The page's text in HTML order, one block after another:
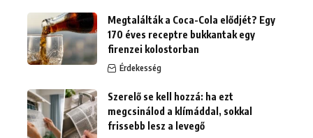
Megtalálták a Coca-Cola elődjét? Egy
170 éves receptre bukkantak egy
firenzei kolostorban
Érdekesség
Szerelő se kell hozzá: ha ezt
megcsinálod a klímáddal, sokkal
frissebb lesz a levegő